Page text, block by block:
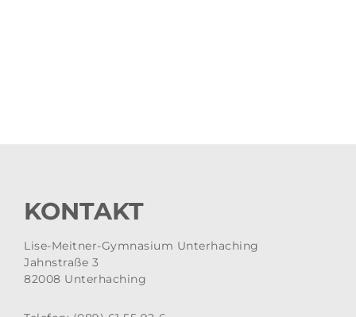
KONTAKT
Lise-Meitner-Gymnasium Unterhaching
Jahnstraße 3
82008 Unterhaching